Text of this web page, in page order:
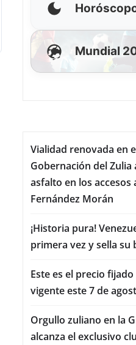
Mundial
Vialidad renovada en
Gobernación del Zulia
asfalto en los accesos
Fernández Morán
¡Historia pura!
primera vez y sella su
Este es el precio
vigente este 7 de
Orgullo zuliano en la
alcanza el exclusivo